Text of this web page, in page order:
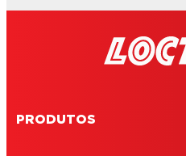
PRODUTOS